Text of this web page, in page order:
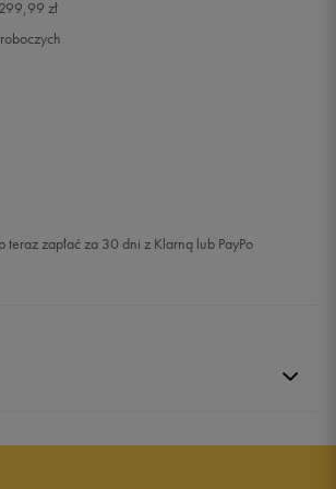
zł
teraz zapłać za 30 dni z Klarną lub PayPo
5.0